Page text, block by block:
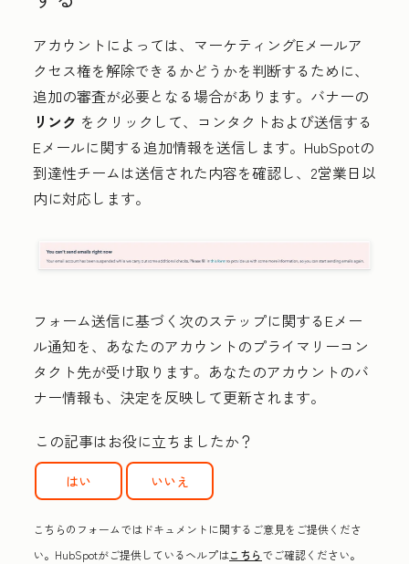
アカウントによっては、マーケティングEメールア
クセス権を解除できるかどうかを判断するために、
追加の審査が必要となる場合があります。バナーの
リンク をクリックして、コンタクトおよび送信する
Eメールに関する追加情報を送信します。HubSpotの
到達性チームは送信された内容を確認し、2営業日以
内に対応します。
フォーム送信に基づく次のステップに関するEメー
ル通知を、あなたのアカウントのプライマリーコン
タクト先が受け取ります。 あなたのアカウントのバ
ナー情報も、決定を反映して更新されます。
この記事はお役に立ちましたか？
はい いいえ
こちらのフォームではドキュメントに関するご意見をご提供くださ
い。HubSpotがご提供しているヘルプはこちらでご確認ください。